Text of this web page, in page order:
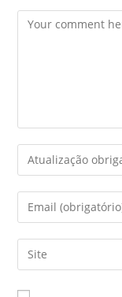
Comment
Enter
your
name
comment
Enter
your
email
address
Enter
your
website